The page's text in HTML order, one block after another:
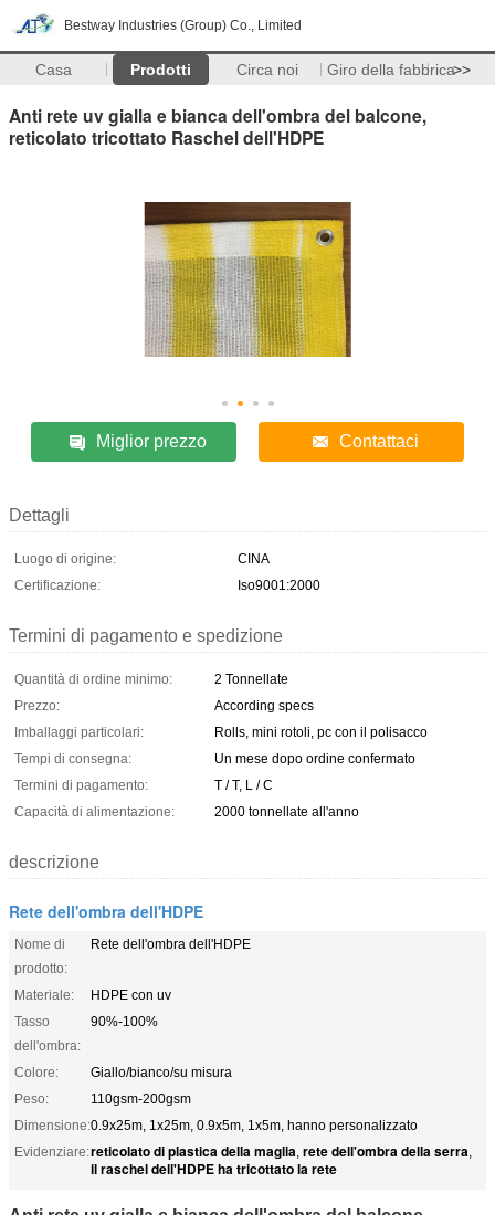
Bestway Industries (Group) Co., Limited
Casa Prodotti Circa noi Giro della fabbrica>>
Anti rete uv gialla e bianca dell'ombra del balcone,
reticolato tricottato Raschel dell'HDPE
Miglior prezzo Contattaci
Dettagli
Luogo di origine:
CINA
Certificazione:
Iso9001:2000
Termini di pagamento e spedizione
Quantità di ordine minimo:
2 Tonnellate
Prezzo:
According specs
Imballaggi particolari:
Rolls, mini rotoli, pc con il polisacco
Tempi di consegna:
Un mese dopo ordine confermato
Termini di pagamento:
T / T, L / C
Capacità di alimentazione:
2000 tonnellate all'anno
descrizione
Rete dell'ombra dell'HDPE
Nome di
prodotto:
Rete dell'ombra dell'HDPE
Materiale:
HDPE con uv
Tasso
dell'ombra:
90%-100%
Colore:
Giallo/bianco/su misura
Peso:
110gsm-200gsm
Dimensione:0.9x25m, 1x25m, 0.9x5m, 1x5m, hanno personalizzato
Evidenziare:reticolato di plastica della maglia, rete dell'ombra della serra,
il raschel dell'HDPE ha tricottato la rete